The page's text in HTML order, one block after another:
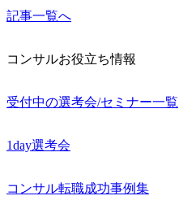
記事一覧へ
コンサルお役立ち情報
受付中の選考会/セミナー一覧
1day選考会
コンサル転職成功事例集